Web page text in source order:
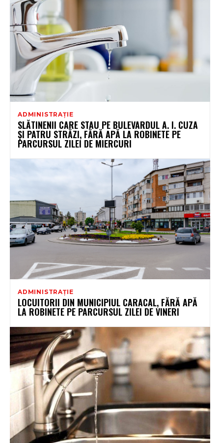
ADMINISTRAȚIE
SLĂTINENII CARE STAU PE BULEVARDUL A. I. CUZA
ȘI PATRU STRĂZI, FĂRĂ APĂ LA ROBINETE PE
PARCURSUL ZILEI DE MIERCURI
ADMINISTRAȚIE
LOCUITORII DIN MUNICIPIUL CARACAL, FĂRĂ APĂ
LA ROBINETE PE PARCURSUL ZILEI DE VINERI